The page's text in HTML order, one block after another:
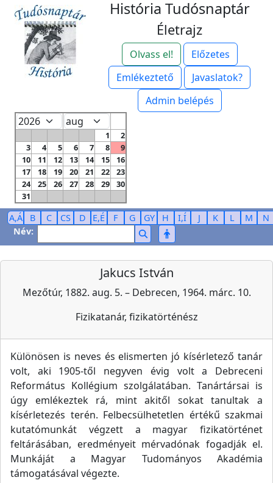
História Tudósnaptár
Életrajz
Olvass el!
Előzetes
Emlékeztető
Javaslatok?
Admin belépés
1
2
3
4 5 6 7 8
9
10
11 12 13 14 15
16
17
18 19 20 21 22
23
24
25 26 27 28 29
30
31
A,Á B C CS D E,É F G GY H I,Í J K L M
N
Név:
Jakucs István
Mezőtúr, 1882. aug. 5. – Debrecen, 1964. márc. 10.
Fizikatanár, fizikatörténész
Különösen is neves és elismerten jó kísérletező tanár
volt, aki 1905-től negyven évig volt a Debreceni
Református Kollégium szolgálatában. Tanártársai is
úgy emlékeztek rá, mint akitől sokat tanultak a
kísérletezés terén. Felbecsülhetetlen értékű szakmai
kutatómunkát végzett a magyar fizikatörténet
feltárásában, eredményeit mérvadónak fogadják el.
Munkáját a Magyar Tudományos Akadémia
támogatásával végezte.